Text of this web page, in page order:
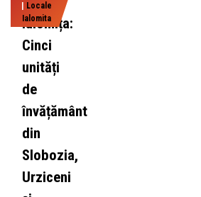
Locale
Ialomita
Ialomița:
Cinci
unități
de
învățământ
din
Slobozia,
Urziceni